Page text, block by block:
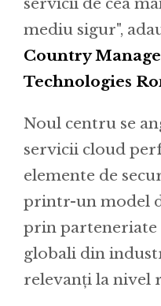
mediu sigur",
Country
Technologies
Noul centru se
servicii cloud
elemente de
printr-un model
prin parteneriate
globali din
relevanți la nivel